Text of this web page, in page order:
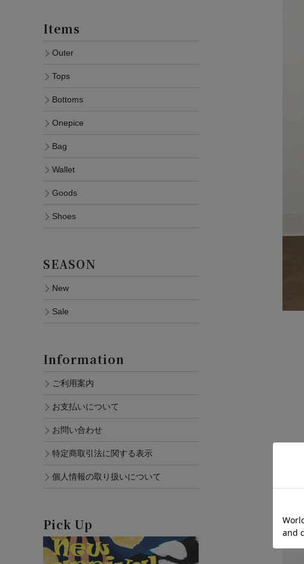
Items
Outer
Tops
Bottoms
Onepice
Bag
Wallet
Goods
Shoes
SEASON
New
Sale
Information
ご利用案内
お支払いについて
お問い合わせ
特定商取引法に関する表示
個人情報の取り扱いについて
Pick Up